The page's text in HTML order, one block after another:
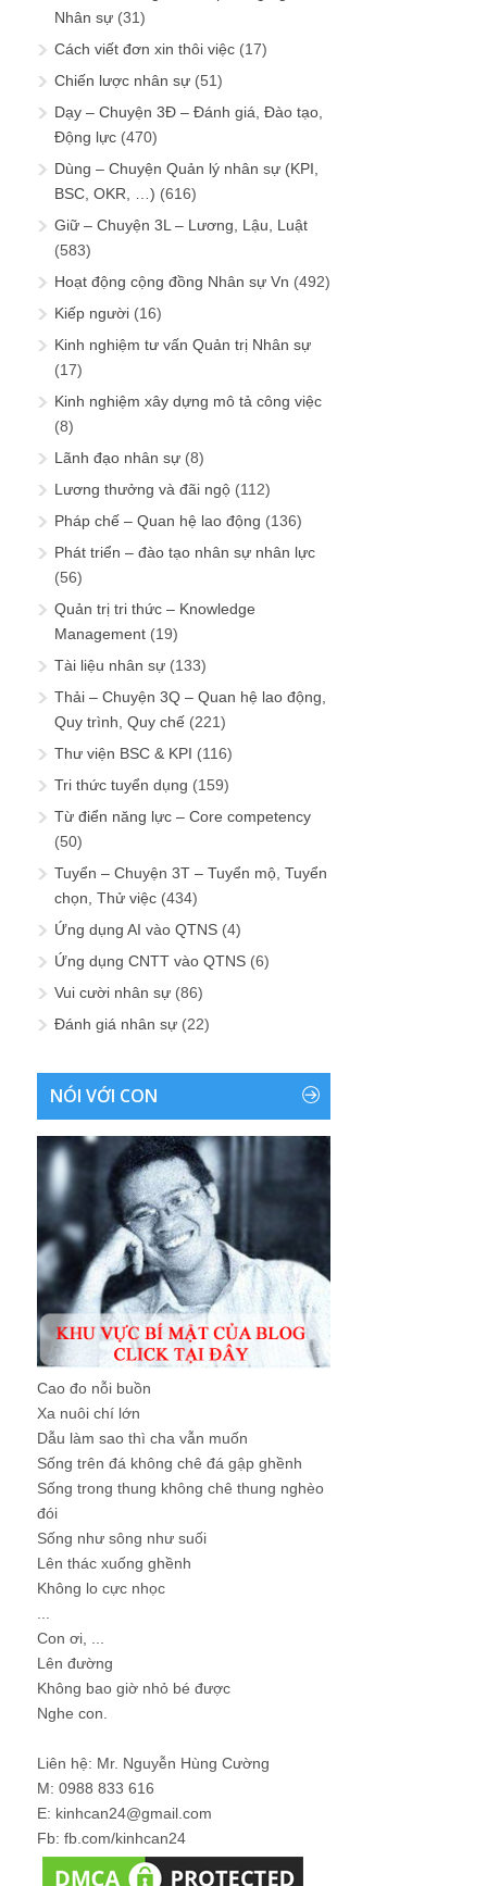
Nhân sự (31)
Cách viết đơn xin thôi việc (17)
Chiến lược nhân sự (51)
Dạy – Chuyện 3Đ – Đánh giá, Đào tạo,
Động lực (470)
Dùng – Chuyện Quản lý nhân sự (KPI,
BSC, OKR, …) (616)
Giữ – Chuyện 3L – Lương, Lậu, Luật
(583)
Hoạt động cộng đồng Nhân sự Vn (492)
Kiếp người (16)
Kinh nghiệm tư vấn Quản trị Nhân sự
(17)
Kinh nghiệm xây dựng mô tả công việc
(8)
Lãnh đạo nhân sự (8)
Lương thưởng và đãi ngộ (112)
Pháp chế – Quan hệ lao động (136)
Phát triển – đào tạo nhân sự nhân lực
(56)
Quản trị tri thức – Knowledge
Management (19)
Tài liệu nhân sự (133)
Thải – Chuyện 3Q – Quan hệ lao động,
Quy trình, Quy chế (221)
Thư viện BSC & KPI (116)
Tri thức tuyển dụng (159)
Từ điển năng lực – Core competency
(50)
Tuyển – Chuyện 3T – Tuyển mộ, Tuyển
chọn, Thử việc (434)
Ứng dụng AI vào QTNS (4)
Ứng dụng CNTT vào QTNS (6)
Vui cười nhân sự (86)
Đánh giá nhân sự (22)
NÓI VỚI CON
Cao đo nỗi buồn
Xa nuôi chí lớn
Dẫu làm sao thì cha vẫn muốn
Sống trên đá không chê đá gập ghềnh
Sống trong thung không chê thung nghèo
đói
Sống như sông như suối
Lên thác xuống ghềnh
Không lo cực nhọc
Con ơi, ...
Lên đường
Không bao giờ nhỏ bé được
Nghe con.
Liên hệ: Mr. Nguyễn Hùng Cường
M: 0988 833 616
E: kinhcan24@gmail.com
Fb: fb.com/kinhcan24